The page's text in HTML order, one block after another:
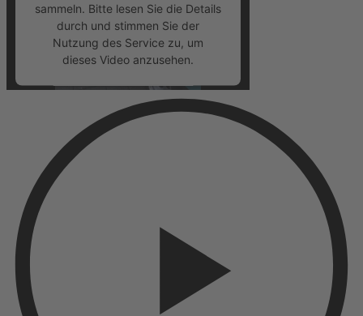
sammeln. Bitte lesen Sie die Details
durch und stimmen Sie der
Nutzung des Service zu, um
dieses Video anzusehen.
Mehr Informationen
Akzeptieren
powered by
Management Platform